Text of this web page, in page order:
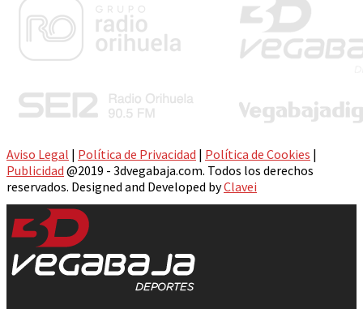
Aviso Legal | Política de Privacidad | Política de Cookies |
Publicidad @2019 - 3dvegabaja.com. Todos los derechos
reservados. Designed and Developed byClavei